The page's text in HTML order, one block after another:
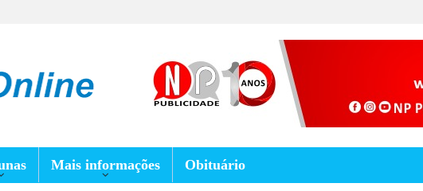
Mais informações Obituário